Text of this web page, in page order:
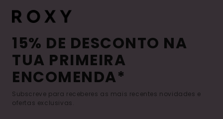
15% DE DESCONTO NA
TUA PRIMEIRA
ENCOMENDA*
Subscreve para receberes as mais recentes novidades e
ofertas exclusivas.